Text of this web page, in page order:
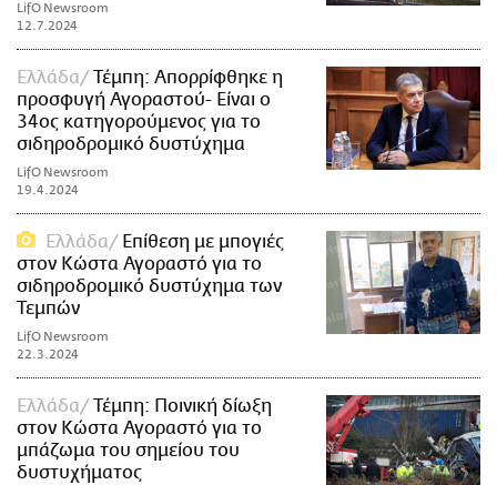
LifO Newsroom
12.7.2024
Ελλάδα
Τέμπη: Απορρίφθηκε η
προσφυγή Αγοραστού- Είναι ο
34ος κατηγορούμενος για το
σιδηροδρομικό δυστύχημα
LifO Newsroom
19.4.2024
Ελλάδα
Επίθεση με μπογιές
στον Κώστα Αγοραστό για το
σιδηροδρομικό δυστύχημα των
Τεμπών
LifO Newsroom
22.3.2024
Ελλάδα
Τέμπη: Ποινική δίωξη
στον Κώστα Αγοραστό για το
μπάζωμα του σημείου του
δυστυχήματος